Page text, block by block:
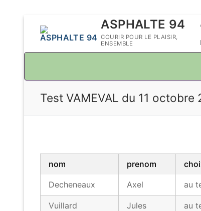
ASPHALTE 94
COURIR POUR LE PLAISIR,
ENSEMBLE
Test VAMEVAL du 11
nom prenom
Decheneaux Axel au
Vuillard Jules au